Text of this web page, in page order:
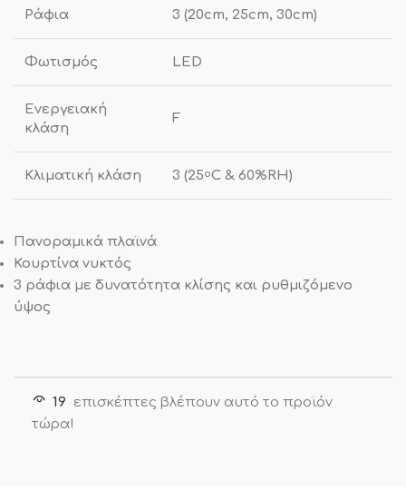
Ράφια 3 (20cm, 25cm, 30cm)
Φωτισμός LED
Ενεργειακή
κλάση
F
Κλιματική κλάση 3 (25oC & 60%RH)
Πανοραμικά πλαϊνά
Κουρτίνα νυκτός
3 ράφια με δυνατότητα κλίσης και ρυθμιζόμενο
ύψος
19 επισκέπτες βλέπουν αυτό το προϊόν
τώρα!